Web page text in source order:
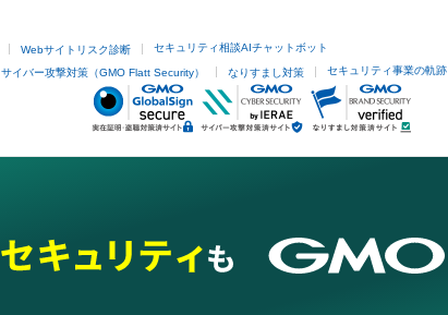
Webサイトリスク診断 セキュリティ相談AIチャットボット
サイバー攻撃対策（GMO Flatt Security） なりすまし対策 セキュリティ事業の軌跡